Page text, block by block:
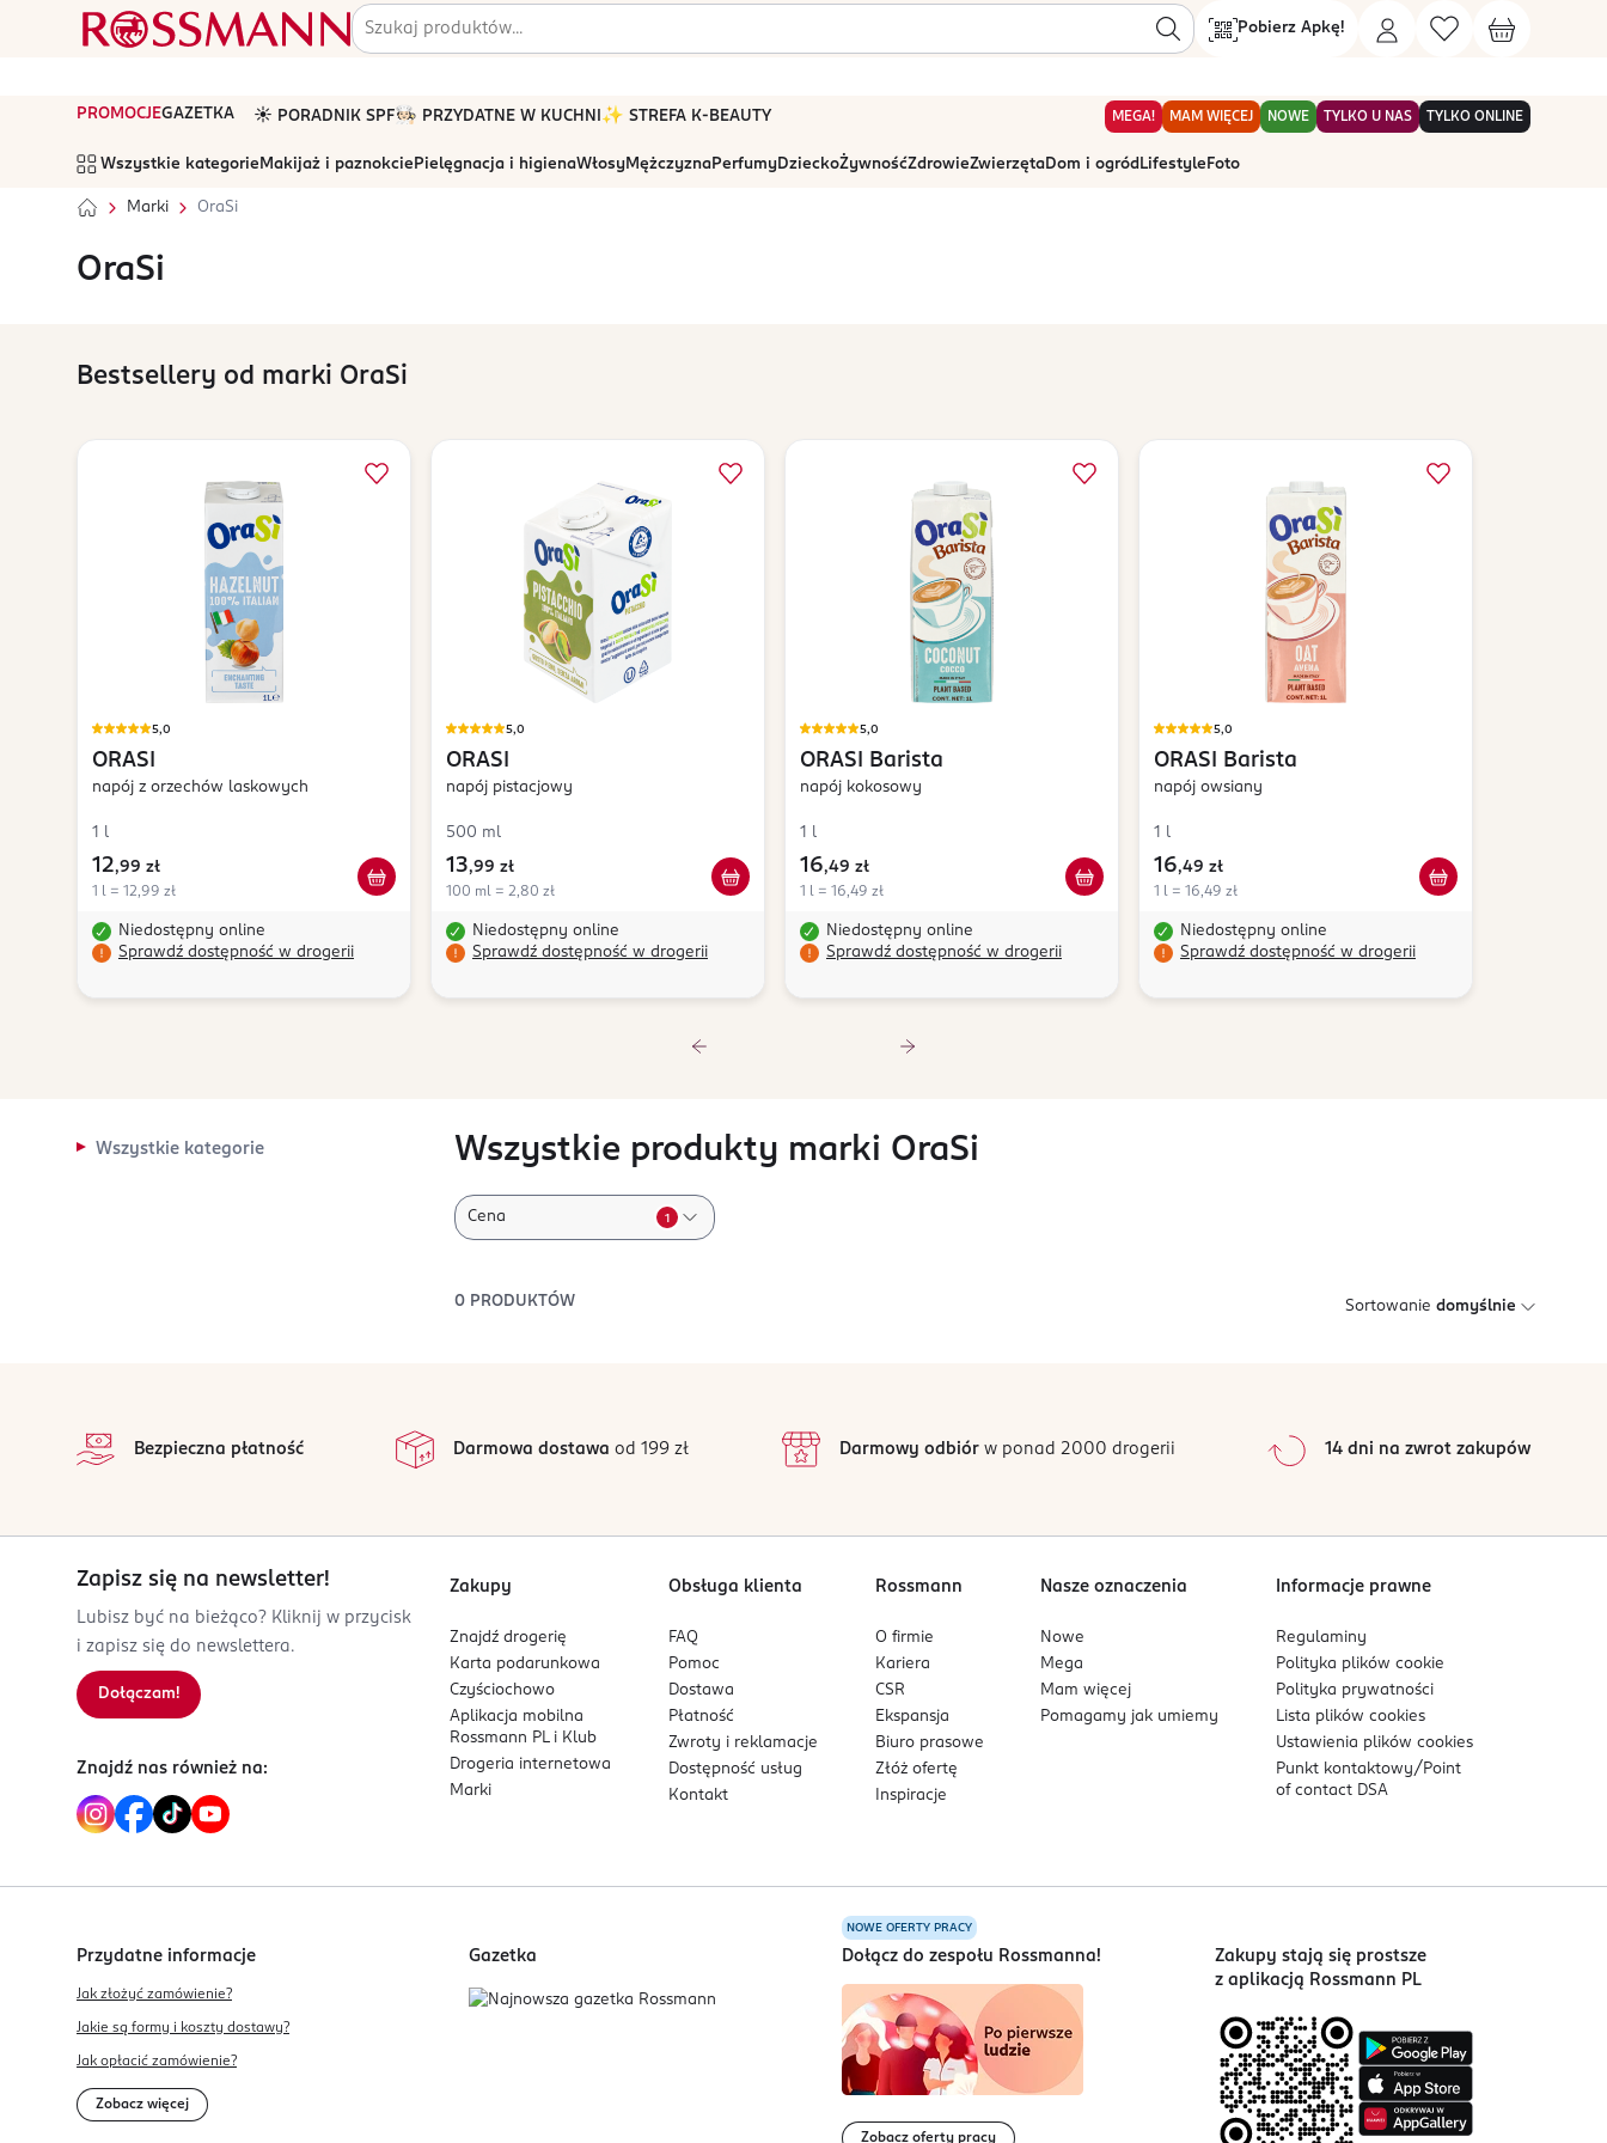
Pobierz Apkę!
PROMOCJEGAZETKA ☀️ PORADNIK SPF🧑🏻‍🍳 PRZYDATNE W KUCHNI ✨ STREFA K-BEAUTY MEGA! MAM WIĘCEJ NOWE TYLKO U NAS TYLKO ONLINE
Wszystkie kategorie Makijaż i paznokcie Pielęgnacja i higienaWłosyMężczyznaPerfumyDzieckoŻywnośćZdrowieZwierzętaDom i ogród Lifestyle Foto
Marki OraSi
OraSi
Bestsellery od marki OraSi
5,0
ORASI
napój z orzechów laskowych
1 l
12,99 zł
1 l = 12,99 zł
Niedostępny online
Sprawdź dostępność w drogerii
5,0
ORASI
napój pistacjowy
500 ml
13,99 zł
100 ml = 2,80 zł
Niedostępny online
Sprawdź dostępność w drogerii
5,0
ORASI Barista
napój kokosowy
1 l
16,49 zł
1 l = 16,49 zł
Niedostępny online
Sprawdź dostępność w drogerii
5,0
ORASI Barista
napój owsiany
1 l
16,49 zł
1 l = 16,49 zł
Niedostępny online
Sprawdź dostępność w drogerii
Wszystkie kategorie Wszystkie produkty marki OraSi
Cena 1
0 PRODUKTÓW Sortowanie domyślnie
Bezpieczna płatność Darmowa dostawa od 199 zł Darmowy odbiórw ponad 2000 drogerii 14 dni na zwrot zakupów
Zapisz się na newsletter!
Lubisz być na bieżąco? Kliknij w przycisk
i zapisz się do newslettera.
Dołączam!
Znajdź nas również na:
Zakupy
Znajdź drogerię
Karta podarunkowa
Czyściochowo
Aplikacja mobilna
Rossmann PL i Klub
Drogeria internetowa
Marki
Obsługa klienta
FAQ
Pomoc
Dostawa
Płatność
Zwroty i reklamacje
Dostępność usług
Kontakt
Rossmann
O firmie
Kariera
CSR
Ekspansja
Biuro prasowe
Złóż ofertę
Inspiracje
Nasze oznaczenia
Nowe
Mega
Mam więcej
Pomagamy jak umiemy
Informacje prawne
Regulaminy
Polityka plikówcookie
Polityka prywatności
Lista plikówcookies
Ustawienia plikówcookies
Punkt kontaktowy/ Point
of contact DSA
Przydatne informacje
Jak złożyć zamówienie?
Jakie są formy i koszty dostawy?
Jak opłacić zamówienie?
Zobacz więcej
Gazetka
NOWE OFERTY PRACY
Dołącz do zespołu Rossmanna!
Zobacz oferty pracy
Zakupy stają się prostsze
z aplikacją Rossmann PL